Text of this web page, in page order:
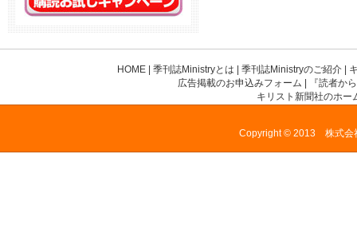
HOME| 季刊誌Ministryとは | 季刊誌Ministryのご紹介|
広告掲載のお申込みフォーム |
『読者か
キリスト新聞社のホー
Copyright © 2013 株式会